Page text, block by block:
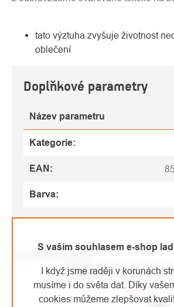
S vaším souhlasem e-shop
I když jsme raději v korunách
musíme i do světa dat. Díky
cookies můžeme zlepšovat
tato výztuha zvyšuje životnost
oblečení
Doplňkové parametry
Název parametru
Kategorie:
EAN:
Barva:
MOHLO BY VÁS